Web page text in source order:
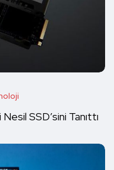
SSD’sini Tanıttı